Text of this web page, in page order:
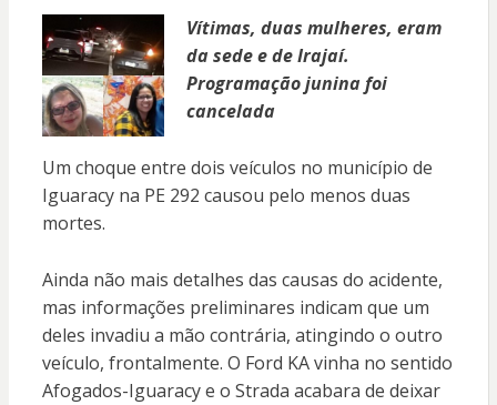
Vítimas, duas mulheres, eram
da sede e de Irajaí.
Programação junina foi
cancelada
Um choque entre dois veículos no município de
Iguaracy na PE 292 causou pelo menos duas
mortes.
Ainda não mais detalhes das causas do acidente,
mas informações preliminares indicam que um
deles invadiu a mão contrária, atingindo o outro
veículo, frontalmente. O Ford KA vinha no sentido
Afogados-Iguaracy e o Strada acabara de deixar